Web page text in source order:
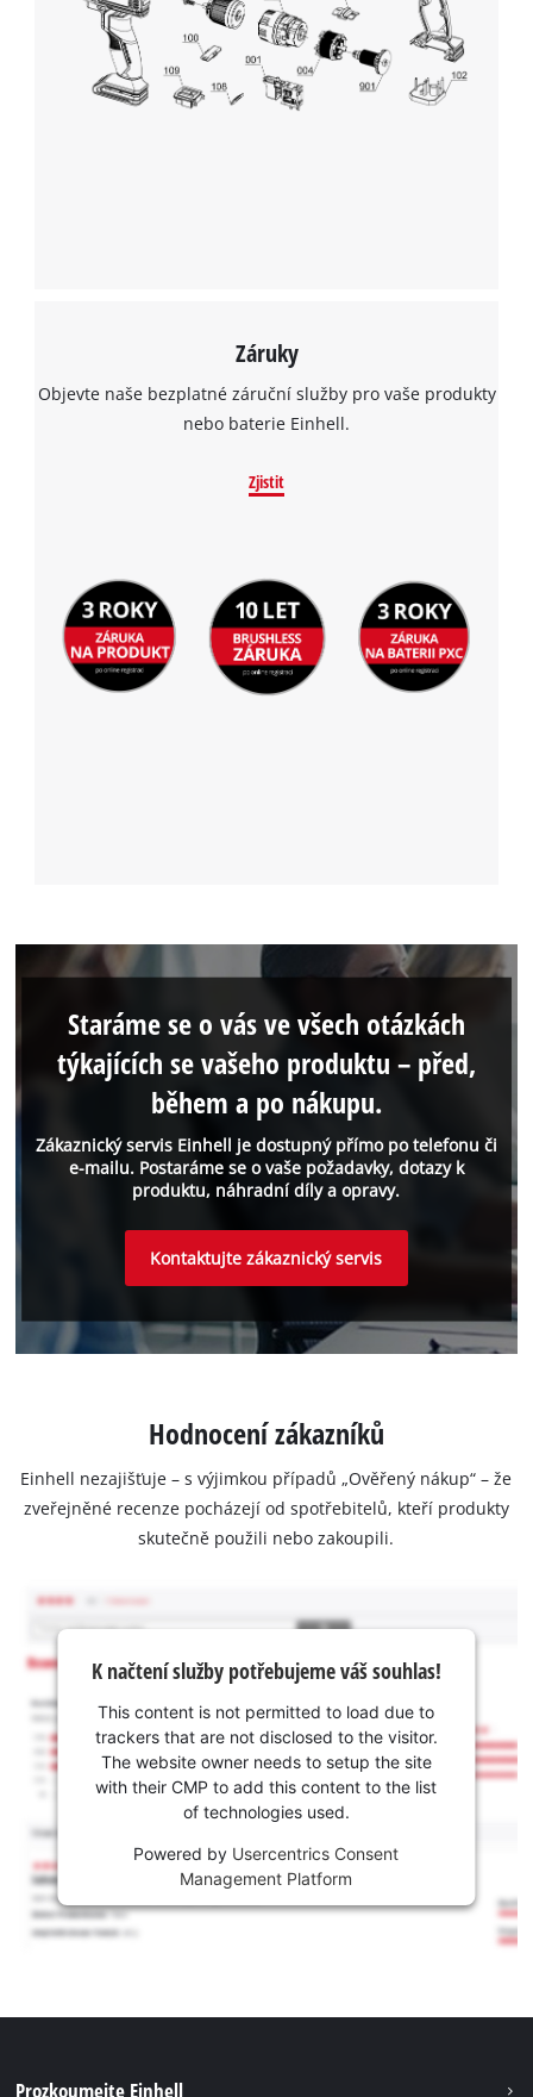
Záruky
Objevte naše bezplatné záruční služby pro vaše produkty
nebo baterie Einhell.
Zjistit
Zákaznický servis Einhell je dostupný přímo po telefonu či
e-mailu. Postaráme se o vaše požadavky, dotazy k
produktu, náhradní díly a opravy.
Staráme se o vás ve všech otázkách
týkajících se vašeho produktu – před,
během a po nákupu.
Kontaktujte zákaznický servis
Hodnocení zákazníků
Einhell nezajišťuje – s výjimkou případů „Ověřený nákup“ – že
zveřejněné recenze pocházejí od spotřebitelů, kteří produkty
skutečně použili nebo zakoupili.
K načtení služby potřebujeme váš souhlas!
This content is not permitted to load due to
trackers that are not disclosed to the visitor.
The website owner needs to setup the site
with their CMP to add this content to the list
of technologies used.
Powered by Usercentrics Consent
Management Platform
Prozkoumejte Einhell